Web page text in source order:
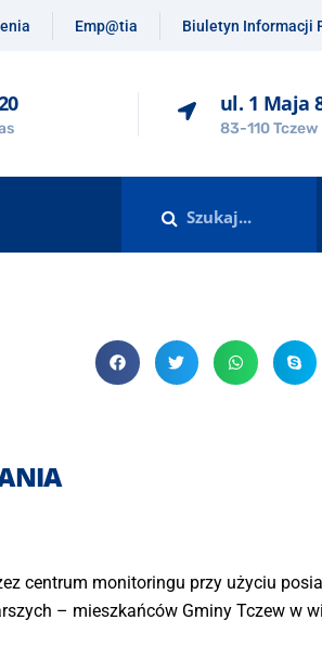
Emp@tia Biuletyn Informacji
ul. 1 Maja
83-110 Tczew
centrum monitoringu przy użyciu
– mieszkańców Gminy Tczew w